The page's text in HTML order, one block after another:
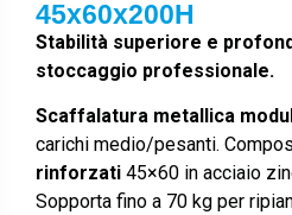
45x60x200H
Stabilità superiore e
stoccaggio professionale.
Scaffalatura metallica
carichi medio/pesanti.
rinforzati 45×60 in acciaio
Sopporta fino a 70 kg per